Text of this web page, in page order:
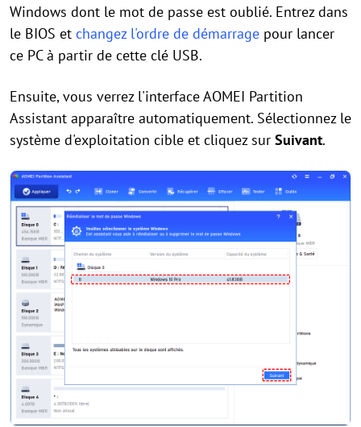
Windows dont le mot de passe est oublié. Entrez dans
le BIOS et changez l'ordre de démarrage pour lancer
ce PC à partir de cette clé USB.
Ensuite, vous verrez l'interface AOMEI Partition
Assistant apparaître automatiquement. Sélectionnez le
système d'exploitation cible et cliquez sur Suivant.